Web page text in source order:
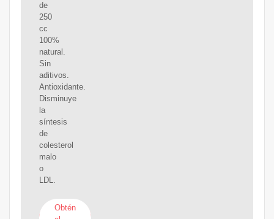
de
250
cc
100%
natural.
Sin
aditivos.
Antioxidante.
Disminuye
la
síntesis
de
colesterol
malo
o
LDL.
Obtén